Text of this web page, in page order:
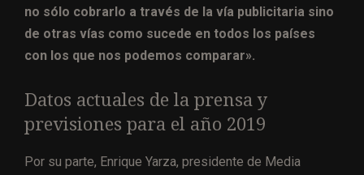
no sólo cobrarlo a través de la vía publicitaria sino
de otras vías como sucede en todos los países
con los que nos podemos comparar».
Datos actuales de la prensa y
previsiones para el año 2019
Por su parte, Enrique Yarza, presidente de Media